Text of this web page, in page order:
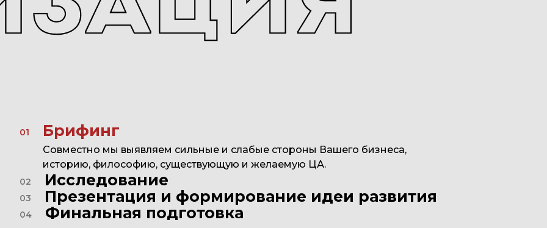
01 Брифинг
Совместно мы выявляем сильные и слабые стороны Вашего бизнеса,
историю, философию, существующую и желаемую ЦА.
02 Исследование
03 Презентация и формирование идеи развития
04 Финальная подготовка